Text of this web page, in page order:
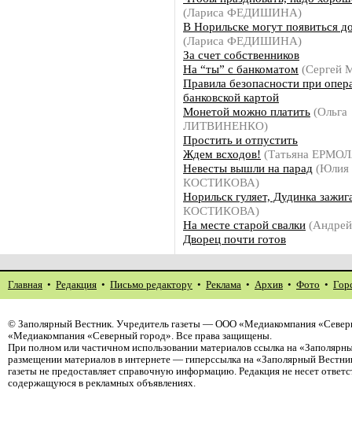
(Лариса ФЕДИШИНА)
В Норильске могут появиться
(Лариса ФЕДИШИНА)
За счет собственников
На “ты” с банкоматом
Правила безопасности при
банковской картой
Монетой можно платить (Ольга
ЛИТВИНЕНКО)
Простить и отпустить
Ждем всходов! (Татьяна
Невесты вышли на парад (Юлия
КОСТИКОВА)
Норильск гуляет, Дудинка
КОСТИКОВА)
На месте старой свалки
Дворец почти готов
Главная • Редакция • Письмо редактору • Реклама • Архив • Фото •
© Заполярный Вестник. Учредитель газеты — ООО «Медиакомпания
«Медиакомпания «Северный город». Все права защищены.
При полном или частичном использовании материалов ссылка на
размещении материалов в интернете — гиперссылка на «Заполярный
газеты не предоставляет справочную информацию. Редакция не несет
содержащуюся в рекламных объявлениях.